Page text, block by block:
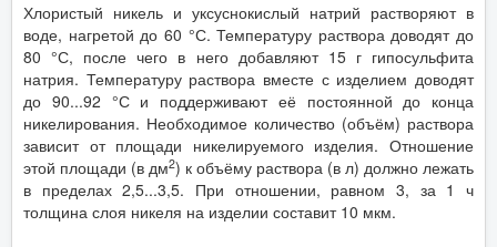
Хлористый никель и уксуснокислый натрий растворяют в
воде, нагретой до 60 °С. Температуру раствора доводят до
80 °С, после чего в него добавляют 15 г гипосульфита
натрия. Температуру раствора вместе с изделием доводят
до 90...92 °С и поддерживают её постоянной до конца
никелирования. Необходимое количество (объём) раствора
зависит от площади никелируемого изделия. Отношение
этой площади (в дм2) к объёму раствора (в л) должно лежать
в пределах 2,5...3,5. При отношении, равном 3, за 1 ч
толщина слоя никеля на изделии составит 10 мкм.